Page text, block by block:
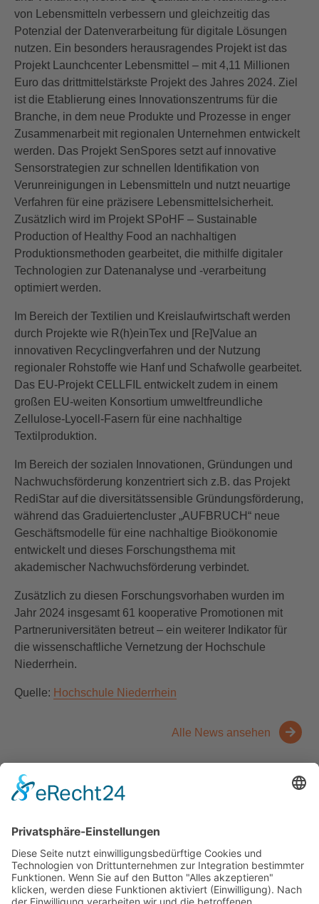
von Lebensmitteln verbessern und gleichzeitig das
Potenzial der Datenverarbeitung für digitale Lösungen
nutzen. Ein besonders herausragendes Projekt ist das
Projekt Launchcenter Lebensmittel – mit 4,11 Millionen
Euro das drittmittelstärkste Projekt des Jahres 2024. Ziel
ist die Etablierung eines Innovationszentrums für die
Branche, in dem neue Produkte und Prozesse in enger
Zusammenarbeit mit regionalen Unternehmen entwickelt
werden. Das Projekt SenSpores setzt auf innovative
Sensorstrategien zur schnellen Identifikation von
Verunreinigungen in Lebensmitteln und nutzt neuartige
Verfahren für eine präzisere Lebensmittelsicherheit.
Zusätzlich wird im Projekt SPoHF – Sustainable
Production of Healthy Food an nachhaltigen
Produktionsmethoden gearbeitet, die mithilfe digitaler
Technologien zur Datenanalyse und -verarbeitung
optimiert werden.
Im Bereich der Textilien und Kreislaufwirtschaft werden
durch Projekte wie R(h)einTex und [Re]Value an
innovativen Recyclingverfahren und der Nutzung
regionaler Rohstoffe wie Hanf und Schafwolle gearbeitet.
Das EU-Projekt CELLFIL entwickelt zudem in einem
großen EU-weiten Konsortium umweltfreundliche
Zellulose-Lyocell-Fasern für eine nachhaltige
Textilproduktion.
Im Bereich der sozialen Innovationen, Gründungen und
Nachwuchsförderung konzentriert sich z.B. das Projekt
RediStar auf die diversitätssensible Gründungsförderung,
während das Graduiertencluster „AUFBRUCH“ neue
Geschäftsmodelle für eine nachhaltige Bioökonomie
entwickelt und dieses Forschungsthema mit
akademischer Nachwuchsförderung verbindet.
Zusätzlich zu diesen Forschungsvorhaben wurden im
Jahr 2024 insgesamt 61 kooperative Promotionen mit
Partneruniversitäten betreut – ein weiterer Indikator für
die wissenschaftliche Vernetzung der Hochschule
Niederrhein.
Quelle: Hochschule Niederrhein
Alle News ansehen